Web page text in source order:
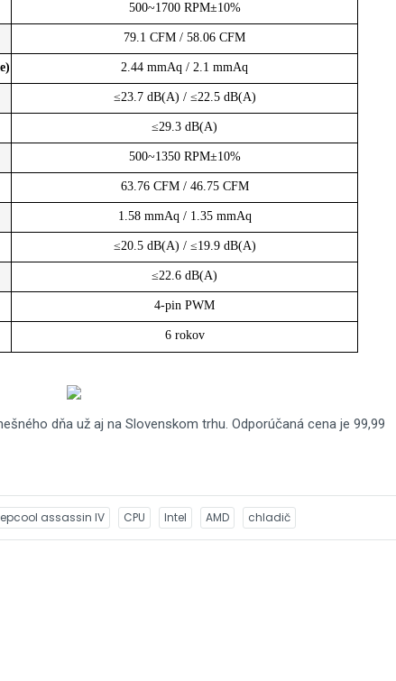
500~1700 RPM±10%
79.1 CFM / 58.06 CFM
2.44 mmAq / 2.1 mmAq
≤23.7 dB(A) / ≤22.5 dB(A)
≤29.3 dB(A)
500~1350 RPM±10%
63.76 CFM / 46.75 CFM
1.58 mmAq / 1.35 mmAq
≤20.5 dB(A) / ≤19.9 dB(A)
≤22.6 dB(A)
4-pin PWM
6 rokov
dňa už aj na Slovenskom trhu. Odporúčaná cena je 99,99
assassin IV CPU Intel AMD chladič